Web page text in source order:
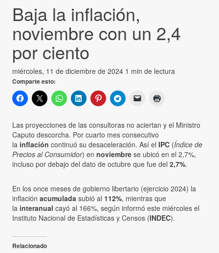
Baja la inflación,
noviembre con un 2,4
por ciento
miércoles, 11 de diciembre de 2024 1 min de lectura
Comparte esto:
Las proyecciones de las consultoras no aciertan y el Ministro
Caputo descorcha. Por cuarto mes consecutivo
la inflación continuó su desaceleración. Así el IPC (Índice de
Precios al Consumidor) en noviembre se ubicó en el 2,7%,
incluso por debajo del dato de octubre que fue del 2,7%.
En los once meses de gobierno libertario (ejercicio 2024) la
inflación acumulada subió al 112%, mientras que
la interanual cayó al 166%, según informó este miércoles el
Instituto Nacional de Estadísticas y Censos (INDEC).
Relacionado